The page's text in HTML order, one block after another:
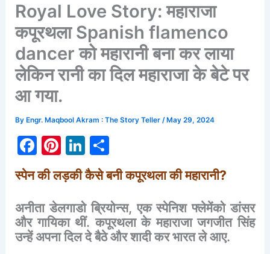
Royal Love Story: महाराजा
कपूरथला Spanish flamenco
dancer को महारानी बना कर लाया
लेकिन रानी का दिल महाराजा के बेटे पर
आ गया.
By Engr. Maqbool Akram : The Story Teller/ May 29, 2024
F
a
c
e
b
o
Pi
nt
er
e
st
Li
n
k
e
dI
n
h
ar
e
स्पेनकीलड़कीकैसेबनीकपूरथलाकीमहारानी?
अनीता डेलगाडो ब्रियोन्स,एक स्पेनिश फ्लेमेंको डांसर
और गायिका थीं.कपूरथला के महाराजा जगजीत सिंह
उन्हेंअपनादिलदेबैठेऔरशादीकरभारतलेआए.